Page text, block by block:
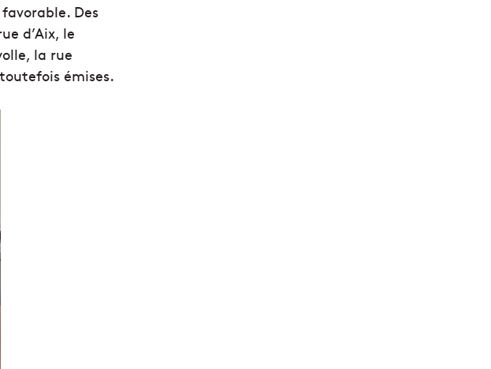
Des
d’Aix, le
la rue
émises.